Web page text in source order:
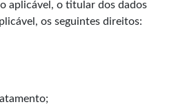
aplicável, o titular dos dados
os seguintes direitos: